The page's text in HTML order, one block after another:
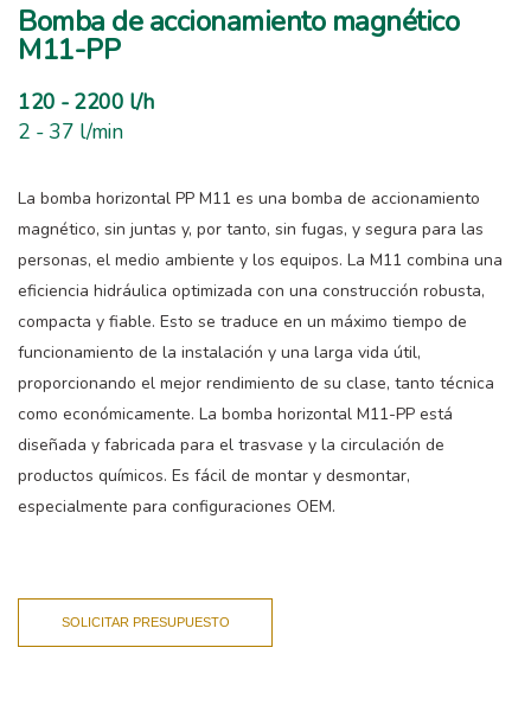
Bomba de accionamiento magnético
M11-PP
120 - 2200 l/h
2 - 37 l/min
La bomba horizontal PP M11 es una bomba de accionamiento
magnético, sin juntas y, por tanto, sin fugas, y segura para las
personas, el medio ambiente y los equipos. La M11 combina una
eficiencia hidráulica optimizada con una construcción robusta,
compacta y fiable. Esto se traduce en un máximo tiempo de
funcionamiento de la instalación y una larga vida útil,
proporcionando el mejor rendimiento de su clase, tanto técnica
como económicamente. La bomba horizontal M11-PP está
diseñada y fabricada para el trasvase y la circulación de
productos químicos. Es fácil de montar y desmontar,
especialmente para configuraciones OEM.
SOLICITAR PRESUPUESTO